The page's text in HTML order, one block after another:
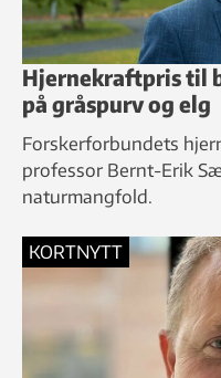
Hjernekraftpris til
på gråspurv og elg
Forskerforbundets
professor Bernt-Erik
naturmangfold.
KORTNYTT